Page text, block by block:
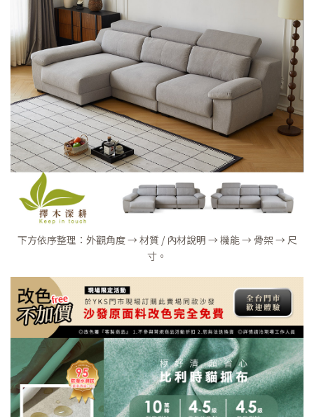
下方依序整理：外觀角度 → 材質 / 內材說明 → 機能 → 骨架 → 尺
寸。